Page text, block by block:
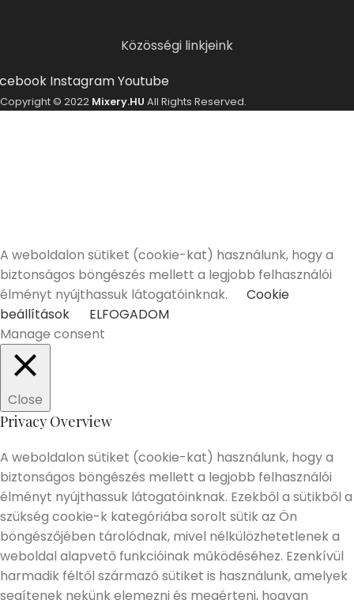
Közösségi linkjeink
InstagramYoutube
Copyright © 2022 Mixery.HU All Rights Reserved.
A weboldalon sütiket (cookie-kat) használunk, hogy a
biztonságos böngészés mellett a legjobb felhasználói
élményt nyújthassuk látogatóinknak.
Cookie
beállítások
ELFOGADOM
Manage consent
Close
Privacy Overview
A weboldalon sütiket (cookie-kat) használunk, hogy a
biztonságos böngészés mellett a legjobb felhasználói
élményt nyújthassuk látogatóinknak. Ezekből a sütikből a
szükség cookie-k kategóriába sorolt sütik az Ön
böngészőjében tárolódnak, mivel nélkülözhetetlenek a
weboldal alapvető funkcióinak működéséhez. Ezenkívül
harmadik féltől származó sütiket is használunk, amelyek
segítenek nekünk elemezni és megérteni, hogyan